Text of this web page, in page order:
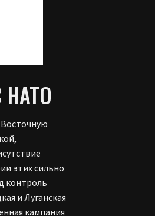
Восточную
этих сильно
контроль
и Луганская
кампания